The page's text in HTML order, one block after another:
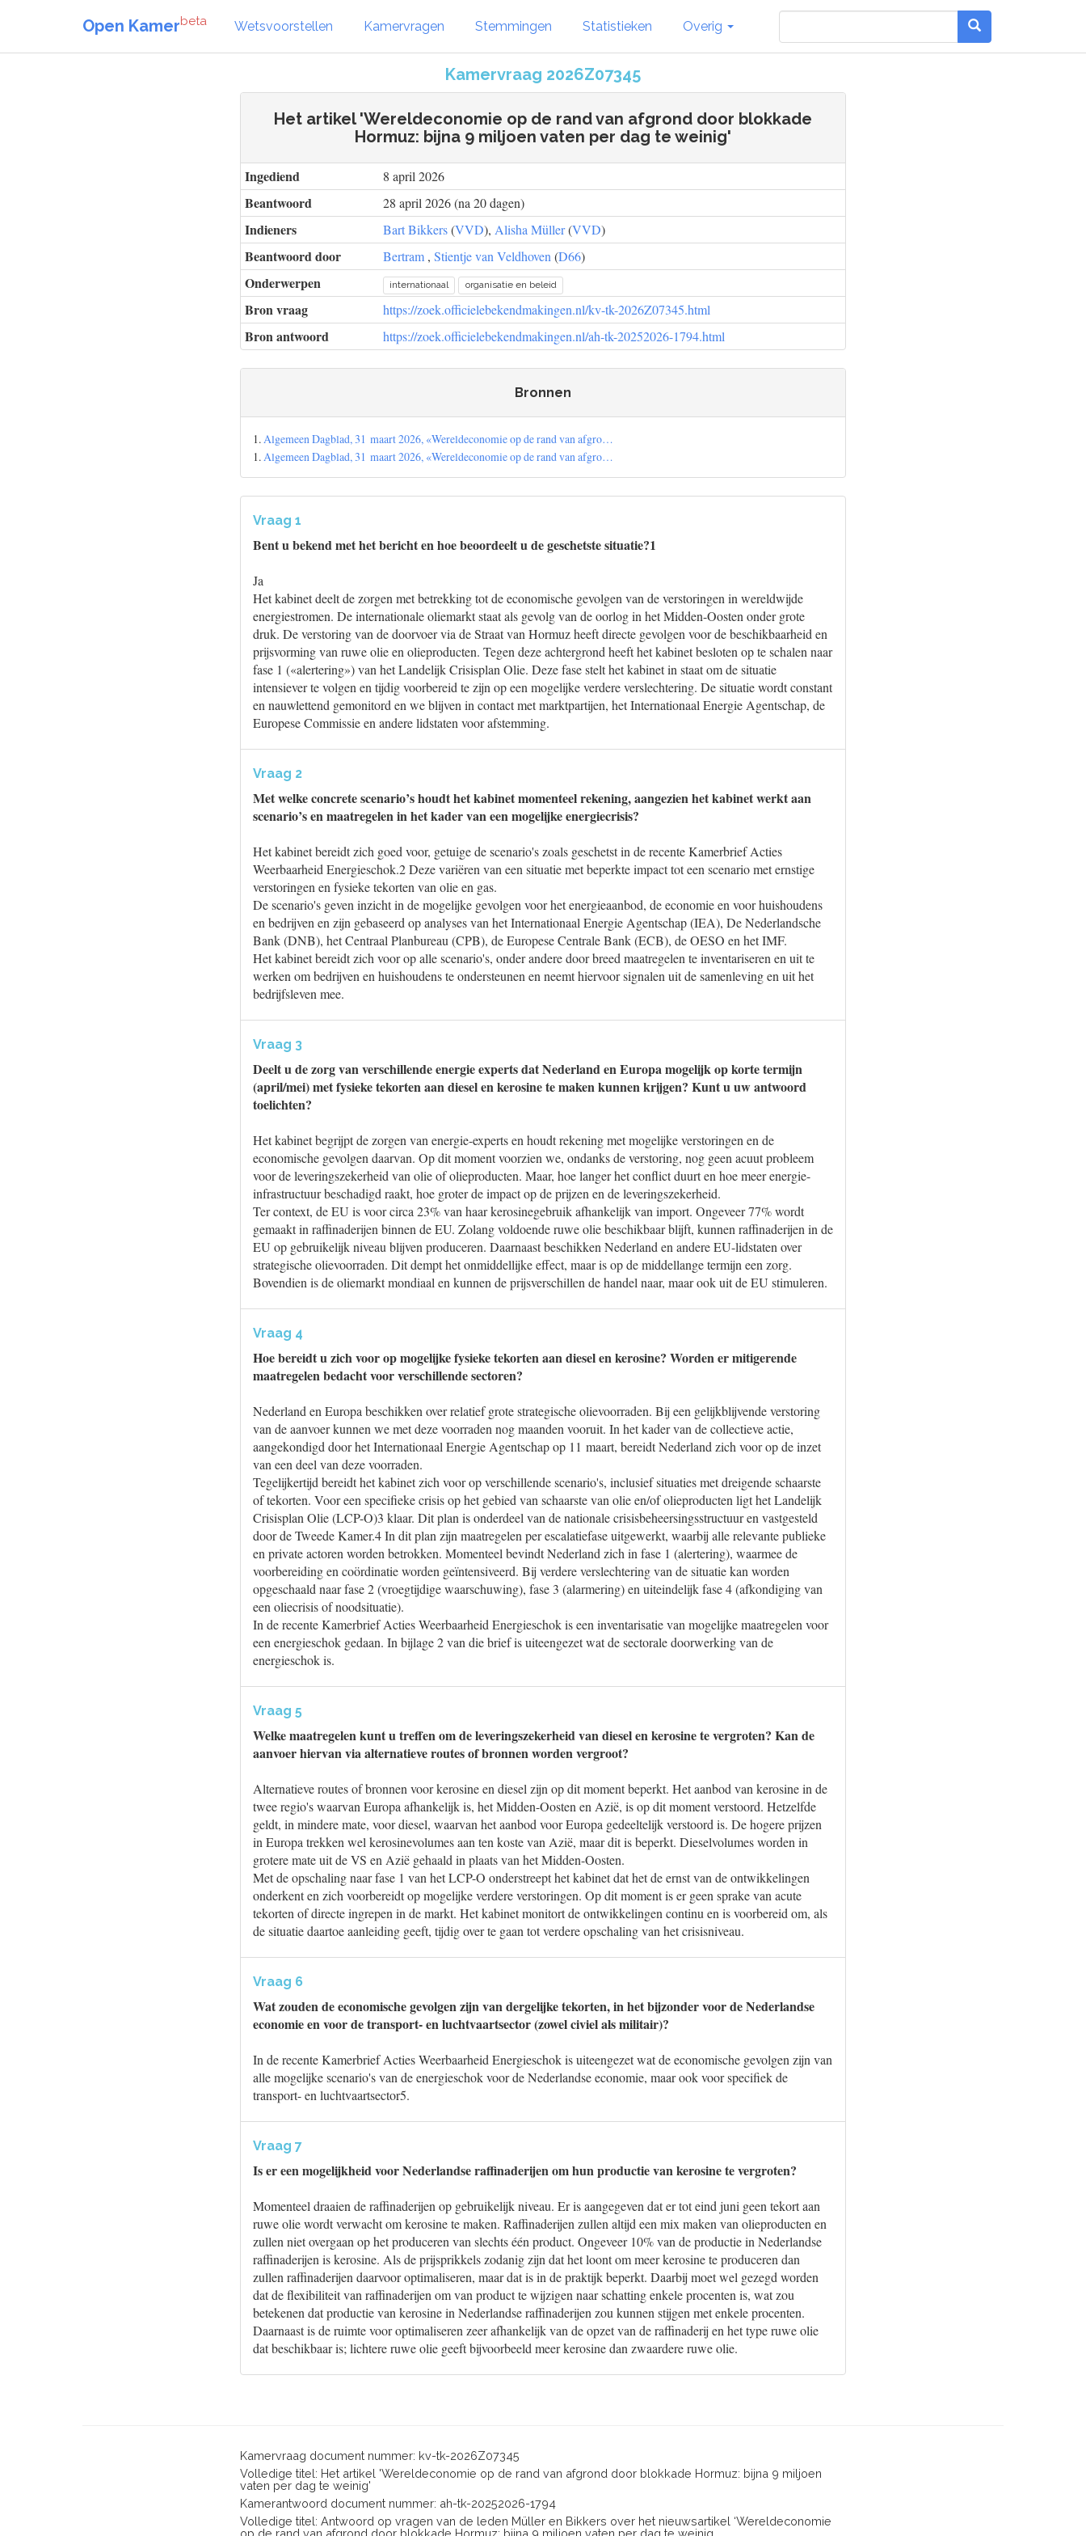
Open Kamerbeta Wetsvoorstellen Kamervragen Stemmingen Statistieken Overig
Kamervraag 2026Z07345
Het artikel 'Wereldeconomie op de rand van afgrond door blokkade
Hormuz: bijna 9 miljoen vaten per dag te weinig'
Ingediend 8 april 2026
Beantwoord 28 april 2026 (na 20 dagen)
Indieners Bart Bikkers(VVD), Alisha Müller(VVD)
Beantwoord door Bertram , Stientje van Veldhoven (D66)
Onderwerpen internationaal organisatie en beleid
Bron vraag https://zoek.officielebekendmakingen.nl/kv-tk-2026Z07345.html
Bron antwoord https://zoek.officielebekendmakingen.nl/ah-tk-20252026-1794.html
Bronnen
1.Algemeen Dagblad, 31 maart 2026, «Wereldeconomie op de rand van afgro…
1.Algemeen Dagblad, 31 maart 2026, «Wereldeconomie op de rand van afgro…
Vraag 1
Bent u bekend met het bericht en hoe beoordeelt u de geschetste situatie?1
Ja
Het kabinet deelt de zorgen met betrekking tot de economische gevolgen van de verstoringen in wereldwijde
energiestromen. De internationale oliemarkt staat als gevolg van de oorlog in het Midden-Oosten onder grote
druk. De verstoring van de doorvoer via de Straat van Hormuz heeft directe gevolgen voor de beschikbaarheid en
prijsvorming van ruwe olie en olieproducten. Tegen deze achtergrond heeft het kabinet besloten op te schalen naar
fase 1 («alertering») van het Landelijk Crisisplan Olie. Deze fase stelt het kabinet in staat om de situatie
intensiever te volgen en tijdig voorbereid te zijn op een mogelijke verdere verslechtering. De situatie wordt constant
en nauwlettend gemonitord en we blijven in contact met marktpartijen, het Internationaal Energie Agentschap, de
Europese Commissie en andere lidstaten voor afstemming.
Vraag 2
Met welke concrete scenario’s houdt het kabinet momenteel rekening, aangezien het kabinet werkt aan
scenario’s en maatregelen in het kader van een mogelijke energiecrisis?
Het kabinet bereidt zich goed voor, getuige de scenario's zoals geschetst in de recente Kamerbrief Acties
Weerbaarheid Energieschok.2 Deze variëren van een situatie met beperkte impact tot een scenario met ernstige
verstoringen en fysieke tekorten van olie en gas.
De scenario's geven inzicht in de mogelijke gevolgen voor het energieaanbod, de economie en voor huishoudens
en bedrijven en zijn gebaseerd op analyses van het Internationaal Energie Agentschap (IEA), De Nederlandsche
Bank (DNB), het Centraal Planbureau (CPB), de Europese Centrale Bank (ECB), de OESO en het IMF.
Het kabinet bereidt zich voor op alle scenario's, onder andere door breed maatregelen te inventariseren en uit te
werken om bedrijven en huishoudens te ondersteunen en neemt hiervoor signalen uit de samenleving en uit het
bedrijfsleven mee.
Vraag 3
Deelt u de zorg van verschillende energie experts dat Nederland en Europa mogelijk op korte termijn
(april/mei) met fysieke tekorten aan diesel en kerosine te maken kunnen krijgen? Kunt u uw antwoord
toelichten?
Het kabinet begrijpt de zorgen van energie-experts en houdt rekening met mogelijke verstoringen en de
economische gevolgen daarvan. Op dit moment voorzien we, ondanks de verstoring, nog geen acuut probleem
voor de leveringszekerheid van olie of olieproducten. Maar, hoe langer het conflict duurt en hoe meer energie-
infrastructuur beschadigd raakt, hoe groter de impact op de prijzen en de leveringszekerheid.
Ter context, de EU is voor circa 23% van haar kerosinegebruik afhankelijk van import. Ongeveer 77% wordt
gemaakt in raffinaderijen binnen de EU. Zolang voldoende ruwe olie beschikbaar blijft, kunnen raffinaderijen in de
EU op gebruikelijk niveau blijven produceren. Daarnaast beschikken Nederland en andere EU-lidstaten over
strategische olievoorraden. Dit dempt het onmiddellijke effect, maar is op de middellange termijn een zorg.
Bovendien is de oliemarkt mondiaal en kunnen de prijsverschillen de handel naar, maar ook uit de EU stimuleren.
Vraag 4
Hoe bereidt u zich voor op mogelijke fysieke tekorten aan diesel en kerosine? Worden er mitigerende
maatregelen bedacht voor verschillende sectoren?
Nederland en Europa beschikken over relatief grote strategische olievoorraden. Bij een gelijkblijvende verstoring
van de aanvoer kunnen we met deze voorraden nog maanden vooruit. In het kader van de collectieve actie,
aangekondigd door het Internationaal Energie Agentschap op 11 maart, bereidt Nederland zich voor op de inzet
van een deel van deze voorraden.
Tegelijkertijd bereidt het kabinet zich voor op verschillende scenario's, inclusief situaties met dreigende schaarste
of tekorten. Voor een specifieke crisis op het gebied van schaarste van olie en/of olieproducten ligt het Landelijk
Crisisplan Olie (LCP-O)3 klaar. Dit plan is onderdeel van de nationale crisisbeheersingsstructuur en vastgesteld
door de Tweede Kamer.4 In dit plan zijn maatregelen per escalatiefase uitgewerkt, waarbij alle relevante publieke
en private actoren worden betrokken. Momenteel bevindt Nederland zich in fase 1 (alertering), waarmee de
voorbereiding en coördinatie worden geïntensiveerd. Bij verdere verslechtering van de situatie kan worden
opgeschaald naar fase 2 (vroegtijdige waarschuwing), fase 3 (alarmering) en uiteindelijk fase 4 (afkondiging van
een oliecrisis of noodsituatie).
In de recente Kamerbrief Acties Weerbaarheid Energieschok is een inventarisatie van mogelijke maatregelen voor
een energieschok gedaan. In bijlage 2 van die brief is uiteengezet wat de sectorale doorwerking van de
energieschok is.
Vraag 5
Welke maatregelen kunt u treffen om de leveringszekerheid van diesel en kerosine te vergroten? Kan de
aanvoer hiervan via alternatieve routes of bronnen worden vergroot?
Alternatieve routes of bronnen voor kerosine en diesel zijn op dit moment beperkt. Het aanbod van kerosine in de
twee regio's waarvan Europa afhankelijk is, het Midden-Oosten en Azië, is op dit moment verstoord. Hetzelfde
geldt, in mindere mate, voor diesel, waarvan het aanbod voor Europa gedeeltelijk verstoord is. De hogere prijzen
in Europa trekken wel kerosinevolumes aan ten koste van Azië, maar dit is beperkt. Dieselvolumes worden in
grotere mate uit de VS en Azië gehaald in plaats van het Midden-Oosten.
Met de opschaling naar fase 1 van het LCP-O onderstreept het kabinet dat het de ernst van de ontwikkelingen
onderkent en zich voorbereidt op mogelijke verdere verstoringen. Op dit moment is er geen sprake van acute
tekorten of directe ingrepen in de markt. Het kabinet monitort de ontwikkelingen continu en is voorbereid om, als
de situatie daartoe aanleiding geeft, tijdig over te gaan tot verdere opschaling van het crisisniveau.
Vraag 6
Wat zouden de economische gevolgen zijn van dergelijke tekorten, in het bijzonder voor de Nederlandse
economie en voor de transport- en luchtvaartsector (zowel civiel als militair)?
In de recente Kamerbrief Acties Weerbaarheid Energieschok is uiteengezet wat de economische gevolgen zijn van
alle mogelijke scenario's van de energieschok voor de Nederlandse economie, maar ook voor specifiek de
transport- en luchtvaartsector5.
Vraag 7
Is er een mogelijkheid voor Nederlandse raffinaderijen om hun productie van kerosine te vergroten?
Momenteel draaien de raffinaderijen op gebruikelijk niveau. Er is aangegeven dat er tot eind juni geen tekort aan
ruwe olie wordt verwacht om kerosine te maken. Raffinaderijen zullen altijd een mix maken van olieproducten en
zullen niet overgaan op het produceren van slechts één product. Ongeveer 10% van de productie in Nederlandse
raffinaderijen is kerosine. Als de prijsprikkels zodanig zijn dat het loont om meer kerosine te produceren dan
zullen raffinaderijen daarvoor optimaliseren, maar dat is in de praktijk beperkt. Daarbij moet wel gezegd worden
dat de flexibiliteit van raffinaderijen om van product te wijzigen naar schatting enkele procenten is, wat zou
betekenen dat productie van kerosine in Nederlandse raffinaderijen zou kunnen stijgen met enkele procenten.
Daarnaast is de ruimte voor optimaliseren zeer afhankelijk van de opzet van de raffinaderij en het type ruwe olie
dat beschikbaar is; lichtere ruwe olie geeft bijvoorbeeld meer kerosine dan zwaardere ruwe olie.
Kamervraag document nummer: kv-tk-2026Z07345
Volledige titel: Het artikel 'Wereldeconomie op de rand van afgrond door blokkade Hormuz: bijna 9 miljoen
vaten per dag te weinig'
Kamerantwoord document nummer: ah-tk-20252026-1794
Volledige titel: Antwoord op vragen van de leden Müller en Bikkers over het nieuwsartikel ‘Wereldeconomie
op de rand van afgrond door blokkade Hormuz: bijna 9 miljoen vaten per dag te weinig